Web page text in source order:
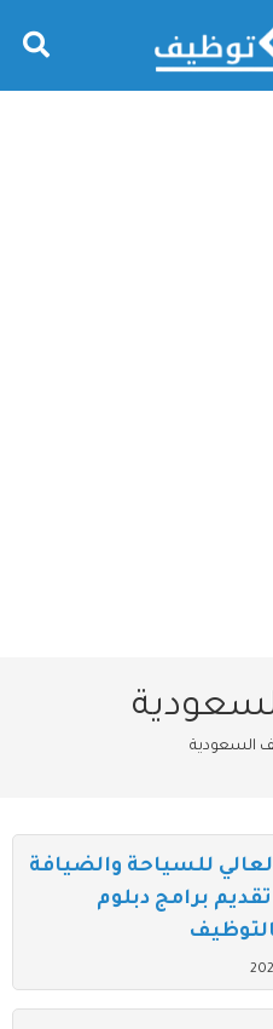
السعودية
للسياحة والضيافة
برامج دبلوم